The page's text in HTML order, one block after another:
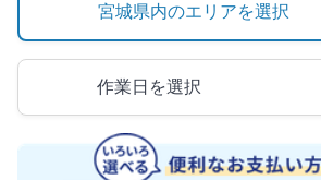
宮城県内のエリアを選択
作業日を選択